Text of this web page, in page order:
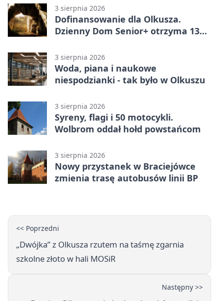
3 sierpnia 2026
Dofinansowanie dla Olkusza.
Dzienny Dom Senior+ otrzyma 134
3 sierpnia 2026
Woda, piana i naukowe
niespodzianki - tak było w Olkuszu
3 sierpnia 2026
Syreny, flagi i 50 motocykli.
Wolbrom oddał hołd powstańcom
3 sierpnia 2026
Nowy przystanek w Braciejówce
zmienia trasę autobusów linii BP
<< Poprzedni
„Dwójka” z Olkusza rzutem na taśmę zgarnia
szkolne złoto w hali MOSiR
Następny >>